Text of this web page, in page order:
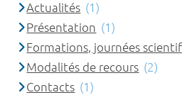
Actualités (1)
Présentation (1)
Formations, journées
Modalités de recours (2)
Contacts (1)